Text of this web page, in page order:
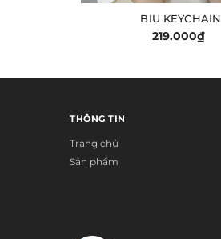
GIỎ HÀNG
BIU KEYCHAIN
219.000₫
THÔNG TIN
Trang chủ
Sản phẩm